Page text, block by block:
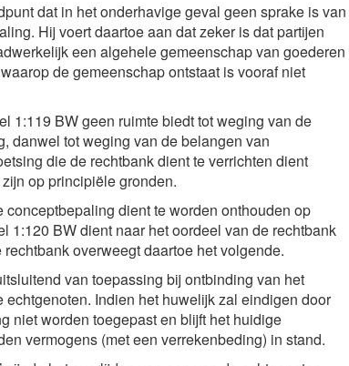
dat in het onderhavige geval geen sprake is van
Hij voert daartoe aan dat zeker is dat partijen
een algehele gemeenschap van goederen
de gemeenschap ontstaat is vooraf niet
1:119 BW geen ruimte biedt tot weging van de
danwel tot weging van de belangen van
die de rechtbank dient te verrichten dient
op principiële gronden.
dient te worden onthouden op
1:120 BW dient naar het oordeel van de rechtbank
overweegt daartoe het volgende.
van toepassing bij ontbinding van het
Indien het huwelijk zal eindigen door
niet worden toegepast en blijft het huidige
vermogens (met een verrekenbeding) in stand.